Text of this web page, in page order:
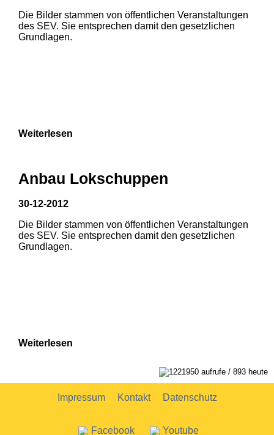
1 2
Die Bilder stammen von öffentlichen Veranstaltungen
des SEV. Sie entsprechen damit den gesetzlichen
Grundlagen.
Weiterlesen
Anbau Lokschuppen
30-12-2012
Die Bilder stammen von öffentlichen Veranstaltungen
des SEV. Sie entsprechen damit den gesetzlichen
Grundlagen.
Weiterlesen
1221950 aufrufe / 893 heute
Impressum Kontakt Datenschutz
Facebook Youtube